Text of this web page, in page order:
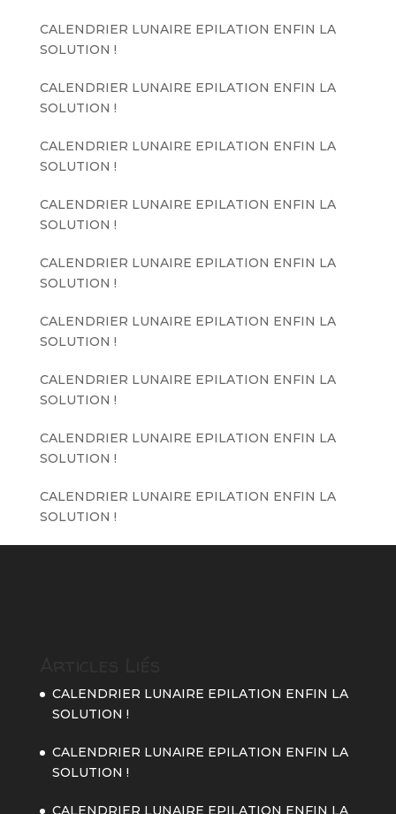
CALENDRIER LUNAIRE EPILATION ENFIN LA
SOLUTION !
CALENDRIER LUNAIRE EPILATION ENFIN LA
SOLUTION !
CALENDRIER LUNAIRE EPILATION ENFIN LA
SOLUTION !
CALENDRIER LUNAIRE EPILATION ENFIN LA
SOLUTION !
CALENDRIER LUNAIRE EPILATION ENFIN LA
SOLUTION !
CALENDRIER LUNAIRE EPILATION ENFIN LA
SOLUTION !
CALENDRIER LUNAIRE EPILATION ENFIN LA
SOLUTION !
CALENDRIER LUNAIRE EPILATION ENFIN LA
SOLUTION !
CALENDRIER LUNAIRE EPILATION ENFIN LA
SOLUTION !
CALENDRIER LUNAIRE EPILATION ENFIN LA
SOLUTION !
CALENDRIER LUNAIRE EPILATION ENFIN LA
SOLUTION !
CALENDRIER LUNAIRE EPILATION ENFIN LA